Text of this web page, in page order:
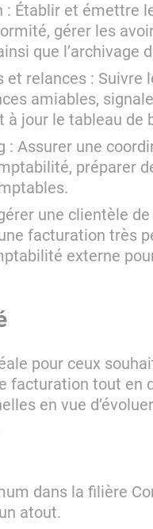
: Établir et émettre
gérer les
que l’archivage
et relances :
amiables,
jour le tableau de
: Assurer une
préparer
une clientèle
facturation très
externe
pour ceux
facturation tout en
en vue
dans la filière
atout.